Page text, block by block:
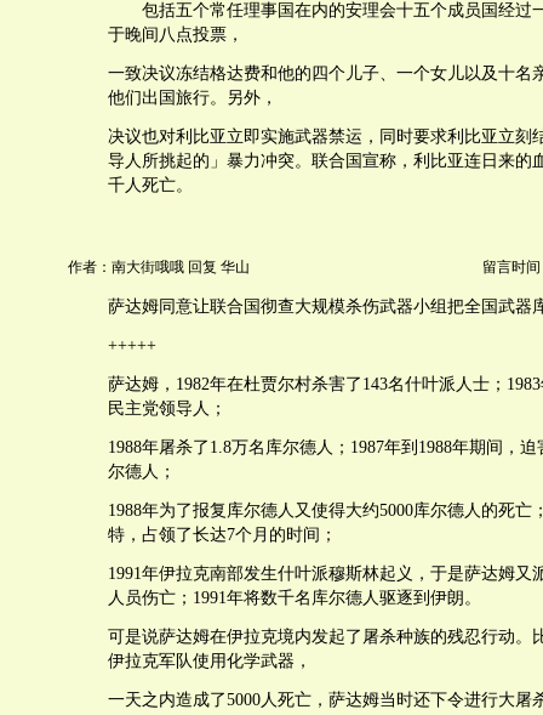
包括五个常任理事国在内的安理会十五个成员国经过
于晚间八点投票，
一致决议冻结格达费和他的四个儿子、一个女儿以及十名
他们出国旅行。另外，
决议也对利比亚立即实施武器禁运，同时要求利比亚立刻
导人所挑起的」暴力冲突。联合国宣称，利比亚连日来的
千人死亡。
作者：南大街哦哦 回复 华山 留言时间
萨达姆同意让联合国彻查大规模杀伤武器小组把全国武器
+++++
萨达姆，1982年在杜贾尔村杀害了143名什叶派人士；
民主党领导人；
1988年屠杀了1.8万名库尔德人；1987年到1988年期间，
尔德人；
1988年为了报复库尔德人又使得大约5000库尔德人的死亡
特，占领了长达7个月的时间；
1991年伊拉克南部发生什叶派穆斯林起义，于是萨达姆又
人员伤亡；1991年将数千名库尔德人驱逐到伊朗。
可是说萨达姆在伊拉克境内发起了屠杀种族的残忍行动。
伊拉克军队使用化学武器，
一天之内造成了5000人死亡，萨达姆当时还下令进行大屠